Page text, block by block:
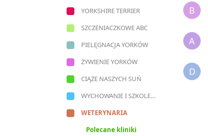
YORKSHIRE TERRIER
SZCZENIACZKOWE ABC
PIELĘGNACJA YORKÓW
ŻYWIENIE YORKÓW
CIĄŻE NASZYCH SUŃ
WYCHOWANIE I SZKOLENIE YORKÓW
WETERYNARIA
Polecane kliniki
B
A
D